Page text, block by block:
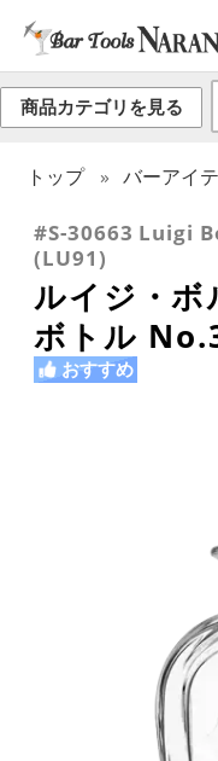
商品カテゴリを見る
トップ バーアイ
#S-30663 Luigi
(LU91)
ルイジ・
ボトル
おすすめ